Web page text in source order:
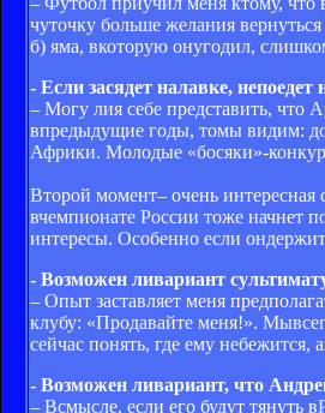
чуточку больше желания
б) яма, вкоторую онугодил,
- Если засядет налавке, непоедет
– Могу лия себе представить, что
впредыдущие годы, томы видим:
Африки. Молодые «босяки»-
Второй момент– очень интересная
вчемпионате России тоже начнет
интересы. Особенно если
- Возможен ливариант
– Опыт заставляет меня
клубу: «Продавайте меня!».
сейчас понять, где ему небежится,
- Возможен ливариант, что
– Всмысле, если его будут тянуть